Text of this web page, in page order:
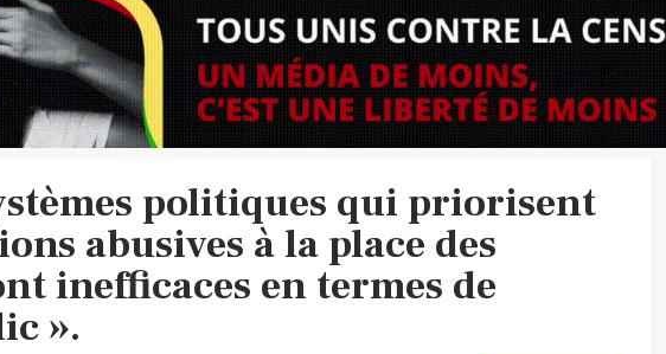
politiques qui priorisent
abusives à la place des
inefficaces en termes de
».